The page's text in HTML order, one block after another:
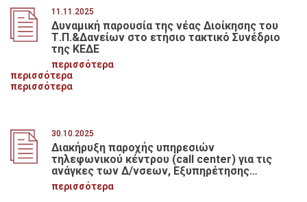
συμφέρουσα από οικονομική άποψη
προσφορά βάσει της τιμής
11.11.2025
Δυναμική παρουσία της νέας Διοίκησης του
Τ.Π.&Δανείων στο ετήσιο τακτικό Συνέδριο
της ΚΕΔΕ
περισσότερα
περισσότερα
περισσότερα
30.10.2025
Διακήρυξη παροχής υπηρεσιών
τηλεφωνικού κέντρου (call center) για τις
ανάγκες των Δ/νσεων, Εξυπηρέτησης
Δανείων, Στεγαστικών και Ειδικών
Κατηγοριών, Καταθέσεων Νομικών
περισσότερα